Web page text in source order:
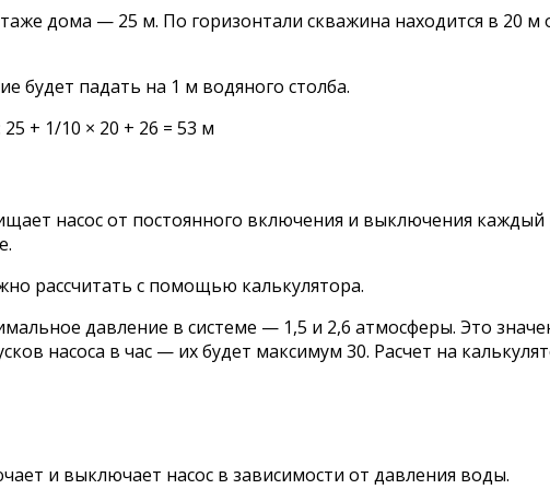
дома — 25 м. По горизонтали скважина находится в 20
будет падать на 1 м водяного столба.
+ 1/10 × 20 + 26 = 53 м
насос от постоянного включения и выключения
рассчитать с помощью калькулятора.
давление в системе — 1,5 и 2,6 атмосферы. Это
насоса в час — их будет максимум 30. Расчет на
и выключает насос в зависимости от давления воды.